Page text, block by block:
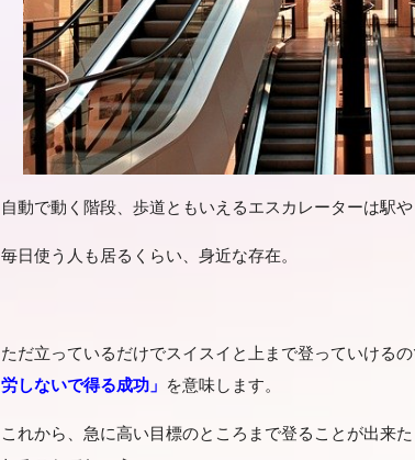
自動で動く階段、歩道ともいえるエスカレーターは駅
毎日使う人も居るくらい、身近な存在。
ただ立っているだけでスイスイと上まで登っていける
労しないで得る成功」 を意味します。
これから、急に高い目標のところまで登ることが出来